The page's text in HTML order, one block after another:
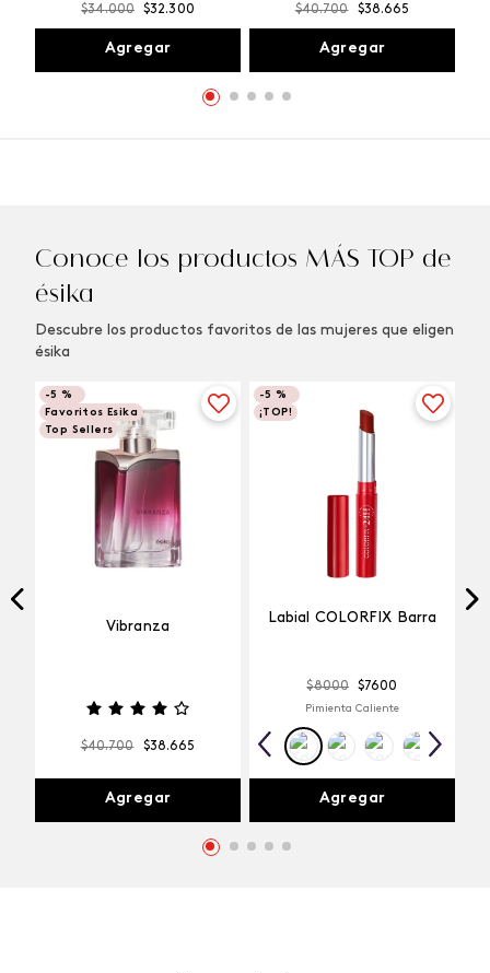
$34.000 $32.300
Agregar
$40.700 $38.665
Agregar
Conoce los productos MÁS TOP de
ésika
Descubre los productos favoritos de las mujeres que eligen
ésika
-5 %
Favoritos Esika
Top Sellers
Vibranza
$40.700 $38.665
Agregar
-5 %
¡TOP!
Labial COLORFIX Barra
$8000 $7600
Pimienta Caliente
Agregar